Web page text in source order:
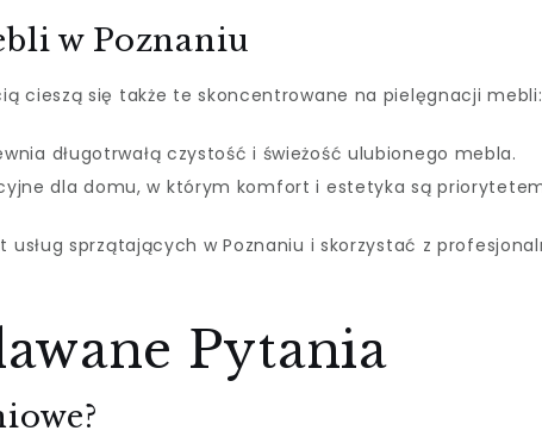
w Poznaniu
cieszą się także te skoncentrowane na pielęgnacji mebli:
długotrwałą czystość i świeżość ulubionego mebla.
dla domu, w którym komfort i estetyka są
sprzątających w Poznaniu i skorzystać z
Pytania